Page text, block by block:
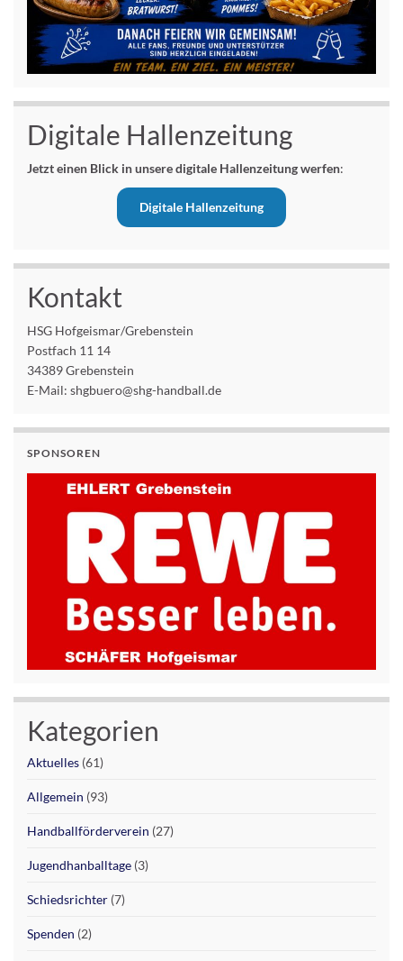
Digitale Hallenzeitung
Jetzt einen Blick in unsere digitale Hallenzeitung werfen:
Digitale Hallenzeitung
Kontakt
HSG Hofgeismar/Grebenstein
Postfach 11 14
34389 Grebenstein
E-Mail: shgbuero@shg-handball.de
SPONSOREN
Kategorien
Aktuelles (61)
Allgemein (93)
Handballförderverein (27)
Jugendhanballtage (3)
Schiedsrichter (7)
Spenden (2)